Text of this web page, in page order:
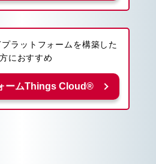
ラットフォームを構築した
におすすめ
ームThings Cloud®